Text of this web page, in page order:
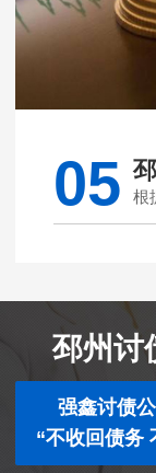
05 根
邳州讨
强鑫讨债
“不收回债务